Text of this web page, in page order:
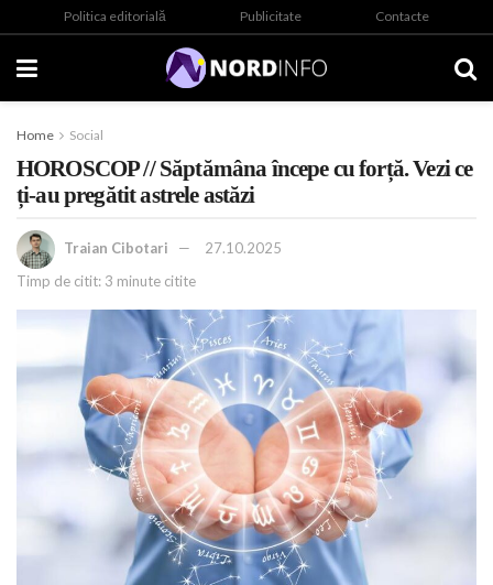
Politica editorială Publicitate Contacte
Home Social
HOROSCOP // Săptămâna începe cu forță. Vezi ce
ți-au pregătit astrele astăzi
Traian Cibotari
27.10.2025
Timp de citit: 3 minute citite